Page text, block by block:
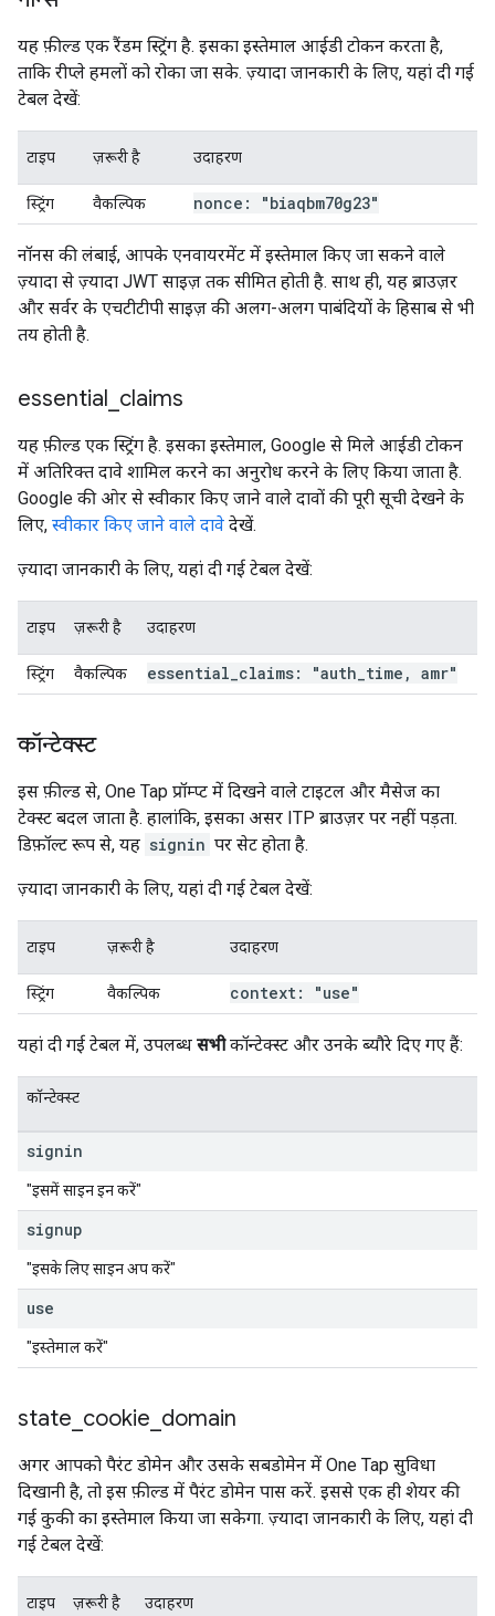
यह फ़ील्ड एक रैंडम स्ट्रिंग है. इसका इस्तेमाल आईडी टोकन करता है,
ताकि रीप्ले हमलों को रोका जा सके. ज़्यादा जानकारी के लिए, यहां दी गई
टेबल देखें:
टाइप ज़रूरी है उदाहरण
स्ट्रिंग वैकल्पिक nonce: "biaqbm70g23"
नॉनस की लंबाई, आपके एनवायरमेंट में इस्तेमाल किए जा सकने वाले
ज़्यादा से ज़्यादा JWT साइज़ तक सीमित होती है. साथ ही, यह ब्राउज़र
और सर्वर के एचटीटीपी साइज़ की अलग-अलग पाबंदियों के हिसाब से भी
तय होती है.
essential claims
यह फ़ील्ड एक स्ट्रिंग है. इसका इस्तेमाल, Google से मिले आईडी टोकन
में अतिरिक्त दावे शामिल करने का अनुरोध करने के लिए किया जाता है.
Google की ओर से स्वीकार किए जाने वाले दावों की पूरी सूची देखने के
लिए, स्वीकार किए जाने वाले दावे देखें.
ज़्यादा जानकारी के लिए, यहां दी गई टेबल देखें:
टाइप ज़रूरी है उदाहरण
स्ट्रिंग वैकल्पिक essential claims: "auth time , amr"
कॉन्टेक्स्ट
इस फ़ील्ड से, One Tap प्रॉम्प्ट में दिखने वाले टाइटल और मैसेज का
टेक्स्ट बदल जाता है. हालांकि, इसका असर ITP ब्राउज़र पर नहीं पड़ता.
डिफ़ॉल्ट रूप से, यह signin पर सेट होता है.
ज़्यादा जानकारी के लिए, यहां दी गई टेबल देखें:
टाइप ज़रूरी है उदाहरण
स्ट्रिंग वैकल्पिक context: "use"
यहां दी गई टेबल में, उपलब्ध सभीकॉन्टेक्स्ट और उनके ब्यौरे दिए गए हैं:
कॉन्टेक्स्ट
signin
"इसमें साइन इन करें"
signup
"इसके लिए साइन अप करें"
use
"इस्तेमाल करें"
state cookie domain
अगर आपको पैरंट डोमेन और उसके सबडोमेन में One Tap सुविधा
दिखानी है, तो इस फ़ील्ड में पैरंट डोमेन पास करें. इससे एक ही शेयर की
गई कुकी का इस्तेमाल किया जा सकेगा. ज़्यादा जानकारी के लिए, यहां दी
गई टेबल देखें:
टाइप ज़रूरी है उदाहरण